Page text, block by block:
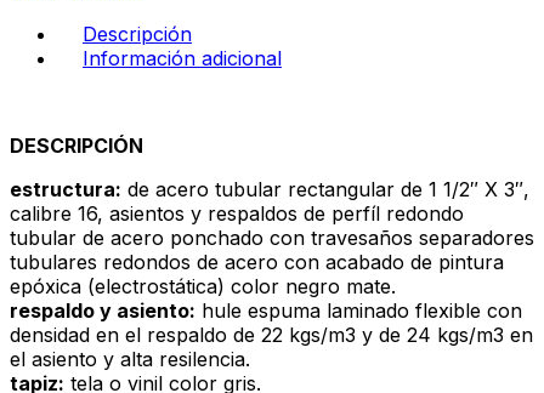
Descripción
Información adicional
DESCRIPCIÓN
estructura: de acero tubular rectangular de 1 1/2″ X 3″,
calibre 16, asientos y respaldos de perfíl redondo
tubular de acero ponchado con travesaños separadores
tubulares redondos de acero con acabado de pintura
epóxica (electrostática) color negro mate.
respaldo y asiento: hule espuma laminado flexible con
densidad en el respaldo de 22 kgs/m3 y de 24 kgs/m3 en
el asiento y alta resilencia.
tapiz: tela o vinil color gris.